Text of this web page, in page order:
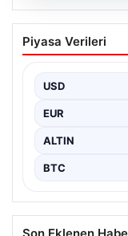
04.08.2026
Manchester
Piyasa Verileri
USD
EUR
ALTIN
BTC